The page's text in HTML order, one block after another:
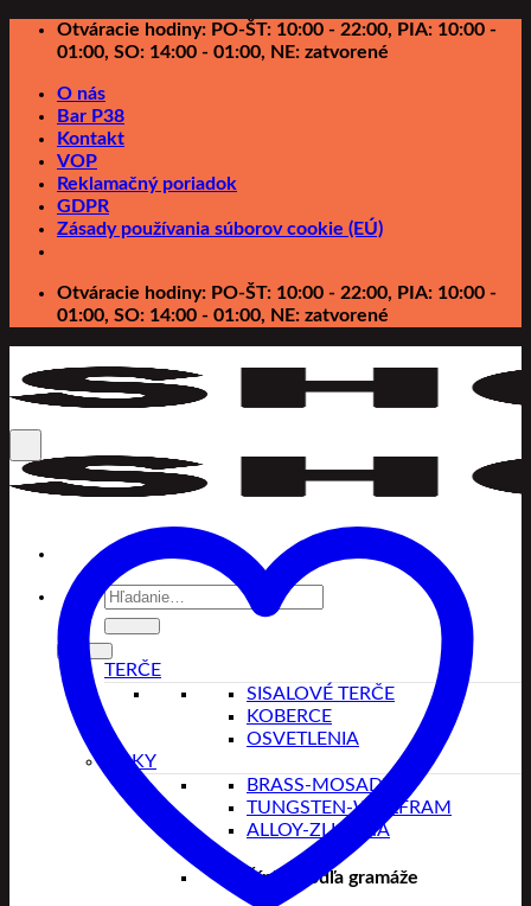
PreskočiťOtváracie hodiny: PO-ŠT: 10:00 - 22:00, PIA: 10:00 -
01:00, SO: 14:00 - 01:00, NE: zatvorené
O nás
Bar P38
Kontakt
VOP
Reklamačný poriadok
GDPR
Zásady používania súborov cookie (EÚ)
Otváracie hodiny: PO-ŠT: 10:00 - 22:00, PIA: 10:00 -
01:00, SO: 14:00 - 01:00, NE: zatvorené
Hľadať:
TERČE
SISALOVÉ TERČE
KOBERCE
OSVETLENIA
ŠÍPKY
BRASS-MOSADZ
TUNGSTEN-WOLFRAM
ALLOY-ZLIATINA
Šípky podľa gramáže